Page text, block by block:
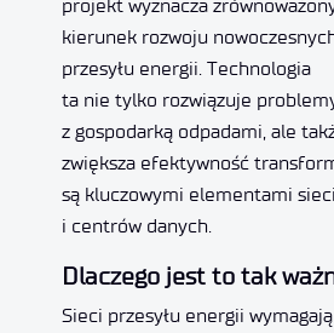
projekt wyznacza
kierunek rozwoju
przesyłu energii. Technologia
ta nie tylko rozwiązuje
z gospodarką odpadami, ale
zwiększa efektywność
są kluczowymi elementami
i centrów danych.
Dlaczego jest to tak
Sieci przesyłu energii